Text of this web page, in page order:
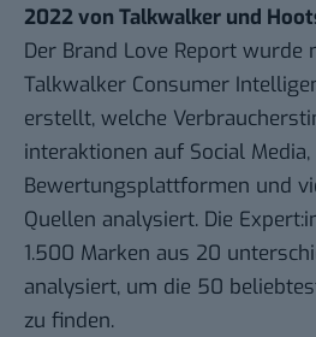
2022 von Talkwalker und
Der Brand Love Report wurde
Talkwalker Consumer
erstellt, welche
interaktionen auf Social Media,
Bewertungsplattformen und
Quellen analysiert. Die
1.500 Marken aus 20
analysiert, um die 50
zu finden.